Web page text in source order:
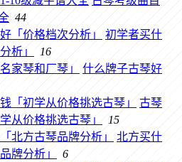
44
初学者买什
析」
16
什么牌子古琴好
古琴
从价格挑选古琴」
15
北方买什
牌分析」
6